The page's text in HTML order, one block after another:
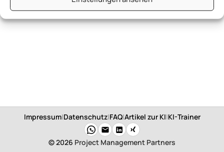
Impressum|Datenschutz|FAQ|Artikel zur KI|KI-Trainer
© 2026 Project Management Partners